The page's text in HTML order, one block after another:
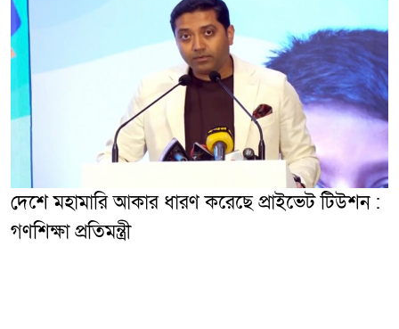
দেশে মহামারি আকার ধারণ করেছে প্রাইভেট টিউশন :
গণশিক্ষা প্রতিমন্ত্রী